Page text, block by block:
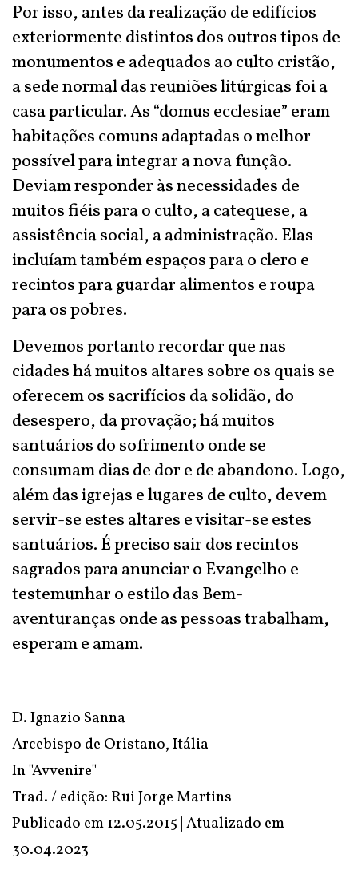
Por isso, antes da realização de edifícios
exteriormente distintos dos outros tipos de
monumentos e adequados ao culto cristão,
a sede normal das reuniões litúrgicas foi a
casa particular. As “domus ecclesiae” eram
habitações comuns adaptadas o melhor
possível para integrar a nova função.
Deviam responder às necessidades de
muitos fiéis para o culto, a catequese, a
assistência social, a administração. Elas
incluíam também espaços para o clero e
recintos para guardar alimentos e roupa
para os pobres.
Devemos portanto recordar que nas
cidades há muitos altares sobre os quais se
oferecem os sacrifícios da solidão, do
desespero, da provação; há muitos
santuários do sofrimento onde se
consumam dias de dor e de abandono. Logo,
além das igrejas e lugares de culto, devem
servir-se estes altares e visitar-se estes
santuários. É preciso sair dos recintos
sagrados para anunciar o Evangelho e
testemunhar o estilo das Bem-
aventuranças onde as pessoas trabalham,
esperam e amam.
D. Ignazio Sanna
Arcebispo de Oristano, Itália
In "Avvenire"
Trad. / edição: Rui Jorge Martins
Publicado em 12.05.2015 | Atualizado em
30.04.2023